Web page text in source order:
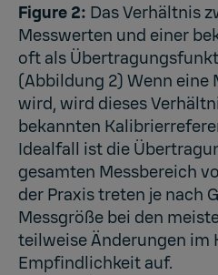
Figure 2: Das Verhältnis
Messwerten und einer
oft als
(Abbildung 2) Wenn eine
wird, wird dieses
bekannten
Idealfall ist die
gesamten Messbereich
der Praxis treten je nach
Messgröße bei den
teilweise Änderungen im
Empfindlichkeit auf.